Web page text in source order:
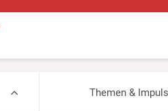
Themen &